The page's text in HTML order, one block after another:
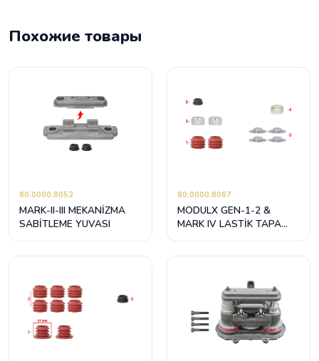
Похожие товары
80.0000.8052
MARK-II-III MEKANİZMA
SABİTLEME YUVASI
80.0000.8067
MODULX GEN-1-2 &
MARK IV LASTİK TAPA